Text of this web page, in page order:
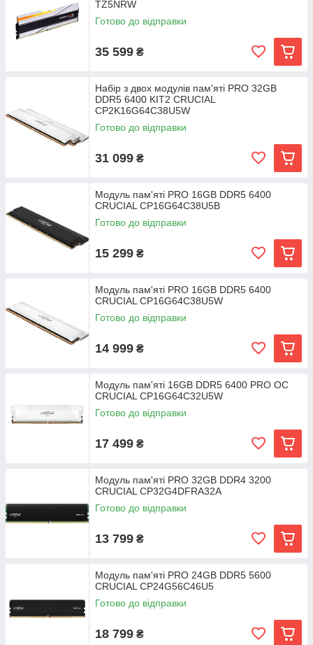
TZ5NRW
Готово до відправки
35 599 ₴
Набір з двох модулів пам'яті PRO 32GB
DDR5 6400 KIT2 CRUCIAL
CP2K16G64C38U5W
Готово до відправки
31 099 ₴
Модуль пам'яті PRO 16GB DDR5 6400
CRUCIAL CP16G64C38U5B
Готово до відправки
15 299 ₴
Модуль пам'яті PRO 16GB DDR5 6400
CRUCIAL CP16G64C38U5W
Готово до відправки
14 999 ₴
Модуль пам'яті 16GB DDR5 6400 PRO OC
CRUCIAL CP16G64C32U5W
Готово до відправки
17 499 ₴
Модуль пам'яті PRO 32GB DDR4 3200
CRUCIAL CP32G4DFRA32A
Готово до відправки
13 799 ₴
Модуль пам'яті PRO 24GB DDR5 5600
CRUCIAL CP24G56C46U5
Готово до відправки
18 799 ₴